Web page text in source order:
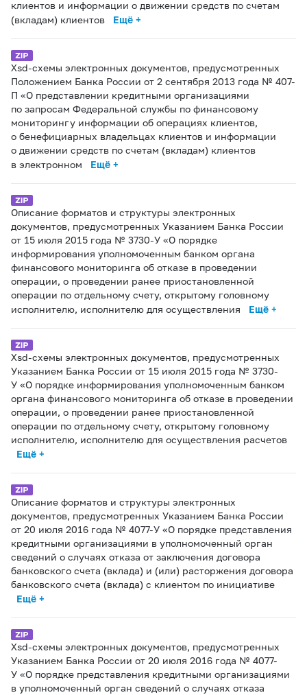
клиентов и информации о движении средств по счетам
(вкладам) клиентов
Ещё +
Xsd-схемы электронных документов, предусмотренных
Положением Банка России от 2 сентября 2013 года № 407-
П «О представлении кредитными организациями
по запросам Федеральной службы по финансовому
мониторингу информации об операциях клиентов,
о бенефициарных владельцах клиентов и информации
о движении средств по счетам (вкладам) клиентов
в электронном
Ещё +
Описание форматов и структуры электронных
документов, предусмотренных Указанием Банка России
от 15 июля 2015 года № 3730-У «О порядке
информирования уполномоченным банком органа
финансового мониторинга об отказе в проведении
операции, о проведении ранее приостановленной
операции по отдельному счету, открытому головному
исполнителю, исполнителю для осуществления
Ещё +
Xsd-схемы электронных документов, предусмотренных
Указанием Банка России от 15 июля 2015 года № 3730-
У «О порядке информирования уполномоченным банком
органа финансового мониторинга об отказе в проведении
операции, о проведении ранее приостановленной
операции по отдельному счету, открытому головному
исполнителю, исполнителю для осуществления расчетов
Ещё +
Описание форматов и структуры электронных
документов, предусмотренных Указанием Банка России
от 20 июля 2016 года № 4077-У «О порядке представления
кредитными организациями в уполномоченный орган
сведений о случаях отказа от заключения договора
банковского счета (вклада) и (или) расторжения договора
банковского счета (вклада) с клиентом по инициативе
Ещё +
Xsd-схемы электронных документов, предусмотренных
Указанием Банка России от 20 июля 2016 года № 4077-
У «О порядке представления кредитными организациями
в уполномоченный орган сведений о случаях отказа